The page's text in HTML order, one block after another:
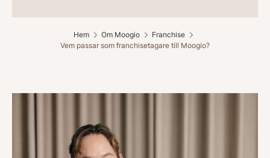
Hem Om Moogio
Franchise
Vem passar som franchisetagare till Moogio?